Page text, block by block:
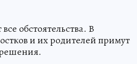
обстоятельства. В
и их родителей примут